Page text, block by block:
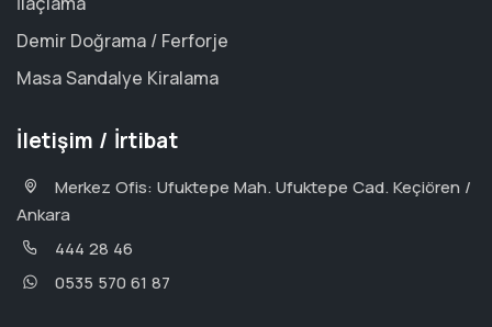
Demir Doğrama / Ferforje
Masa Sandalye Kiralama
İletişim / İrtibat
Merkez Ofis: Ufuktepe Mah. Ufuktepe Cad. Keçiören /
Ankara
444 28 46
0535 570 61 87